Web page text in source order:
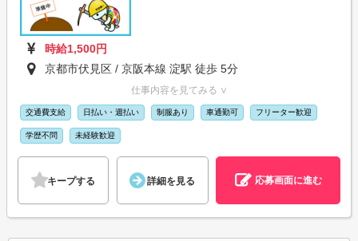
時給1,500円
京都市伏見区 / 京阪本線 淀駅 徒歩 5分
仕事内容を見てみる ∨
交通費支給 日払い・週払い 制服あり 車通勤可 フリーター歓迎
学歴不問 未経験歓迎
キープする 詳細を見る 応募画面に進む